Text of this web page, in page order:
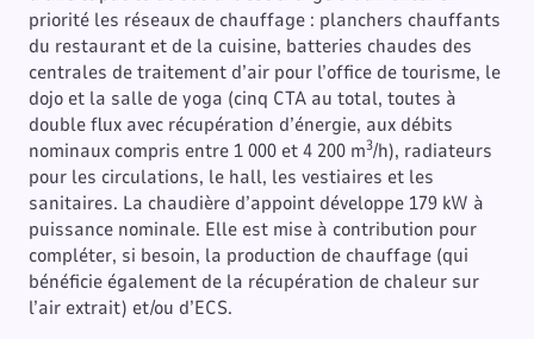
priorité les réseaux de chauffage : planchers chauffants
du restaurant et de la cuisine, batteries chaudes des
centrales de traitement d’air pour l’office de tourisme, le
dojo et la salle de yoga (cinq CTA au total, toutes à
double flux avec récupération d’énergie, aux débits
nominaux compris entre 1 000 et 4 200 m3/h), radiateurs
pour les circulations, le hall, les vestiaires et les
sanitaires. La chaudière d’appoint développe 179 kW à
puissance nominale. Elle est mise à contribution pour
compléter, si besoin, la production de chauffage (qui
bénéficie également de la récupération de chaleur sur
l’air extrait) et/ou d’ECS.